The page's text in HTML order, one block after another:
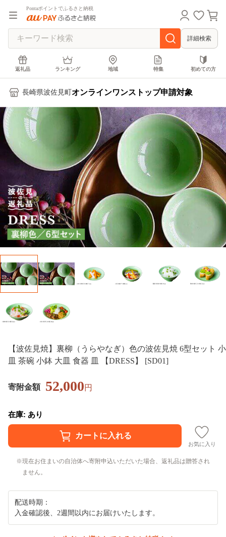
Pontaポイントでふるさと納税
詳細検索
返礼品 ランキング 地域 特集 初めての方
長崎県波佐見町 オンラインワンストップ申請対象
【波佐見焼】裏柳（うらやなぎ）色の波佐見焼 6型セット 小
皿 茶碗 小鉢 大皿 食器 皿 【DRESS】 [SD01]
寄附金額 52,000円
在庫: あり
お気に入り
現在お住まいの自治体へ寄附申込いただいた場合、返礼品は贈答され
ません。
配送時期：
入金確認後、2週間以内にお届けいたします。